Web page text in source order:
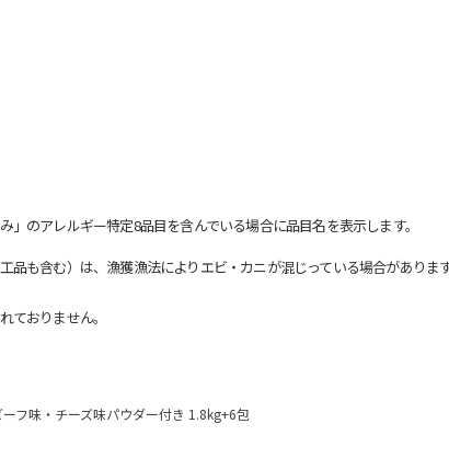
のアレルギー特定8品目を含んでいる場合に品目名を表示します。
も含む）は、漁獲漁法によりエビ・カニが混じっている場合がありま
おりません。
フ味・チーズ味パウダー付き 1.8kg+6包